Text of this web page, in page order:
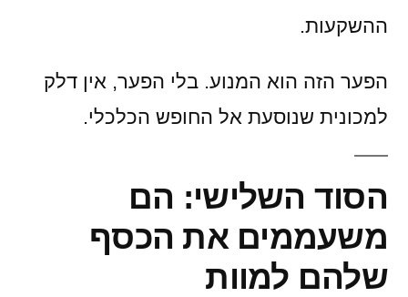
ההשקעות.
הפער הזה הוא המנוע. בלי הפער, אין דלק
למכונית שנוסעת אל החופש הכלכלי.
הסוד השלישי: הם
משעממים את הכסף
שלהם למוות